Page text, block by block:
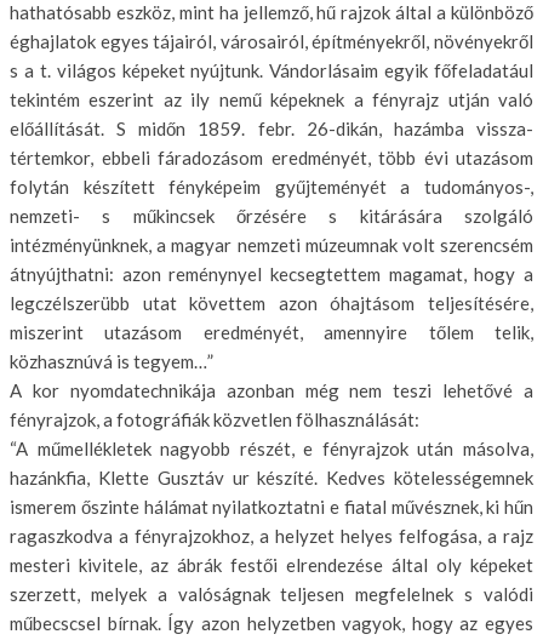
hathatósabb eszköz, mint ha jellemző, hű rajzok által a kü­lönböző
éghajlatok egyes tájairól, vá­rosairól, építményekről, növényekről
s a t. világos képeket nyújtunk. Vándor­lásaim egyik főfeladatául
tekintém eszerint az ily nemű képeknek a fény­rajz utján való
előállítását. S midőn 1859. febr. 26-dikán, hazámba vissza­
tértemkor, ebbeli fáradozásom eredmé­nyét, több évi utazásom
folytán készí­tett fényképeim gyűjteményét a tudo­mányos-,
nemzeti- s műkincsek őrzésé­re s kitárására szolgáló
intézményünk­nek, a magyar nemzeti múzeumnak volt szerencsém
átnyújthatni: azon re­ménynyel kecsegtettem magamat, hogy a
legczélszerübb utat követtem azon óhajtásom teljesítésére,
miszerint uta­zásom eredményét, amennyire tőlem telik,
közhasznúvá is tegyem…”
A kor nyomdatechnikája azonban még nem teszi lehetővé a
fényrajzok, a fotográfiák közvetlen fölhasználását:
“A műmellékletek nagyobb részét, e fényrajzok után másolva,
hazánkfia, Klette Gusztáv ur készíté. Kedves kö­telességemnek
ismerem őszinte hálá­mat nyilatkoztatni e fiatal művésznek, ki hűn
ragaszkodva a fényrajzokhoz, a helyzet helyes felfogása, a rajz
mesteri kivitele, az ábrák festői elrendezése ál­tal oly képeket
szerzett, melyek a való­ságnak teljesen megfelelnek s valódi
műbecscsel bírnak. Így azon hely­zetben vagyok, hogy az egyes